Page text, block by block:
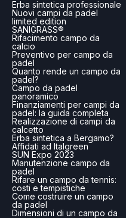
Erba sintetica professionale
Nuovi campi da padel
limited edition
SANIGRASS®
Rifacimento campo da
calcio
Preventivo per campo da
padel
Quanto rende un campo da
padel?
Campo da padel
panoramico
Finanziamenti per campi da
padel: la guida completa
Realizzazione di campi da
calcetto
Erba sintetica a Bergamo?
Affidati ad Italgreen
SUN Expo 2023
Manutenzione campo da
padel
Rifare un campo da tennis:
costi e tempistiche
Come costruire un campo
da padel
Dimensioni di un campo da